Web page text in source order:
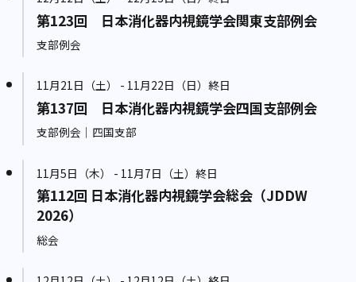
第123回 日本消化器内視鏡学会関東支部例会
支部例会
11月21日（土） - 11月22日（日）終日
第137回 日本消化器内視鏡学会四国支部例会
支部例会｜四国支部
11月5日（木） - 11月7日（土）終日
第112回 日本消化器内視鏡学会総会（JDDW
2026）
総会